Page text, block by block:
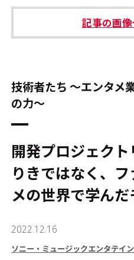
本サイトご利用にあた
記事の画
技術者たち ～エンタメ
の力～
開発プロジェク
りきではなく、フ
メの世界で学ん
2022.12.16
ソニー・ミュージックエンタテイ